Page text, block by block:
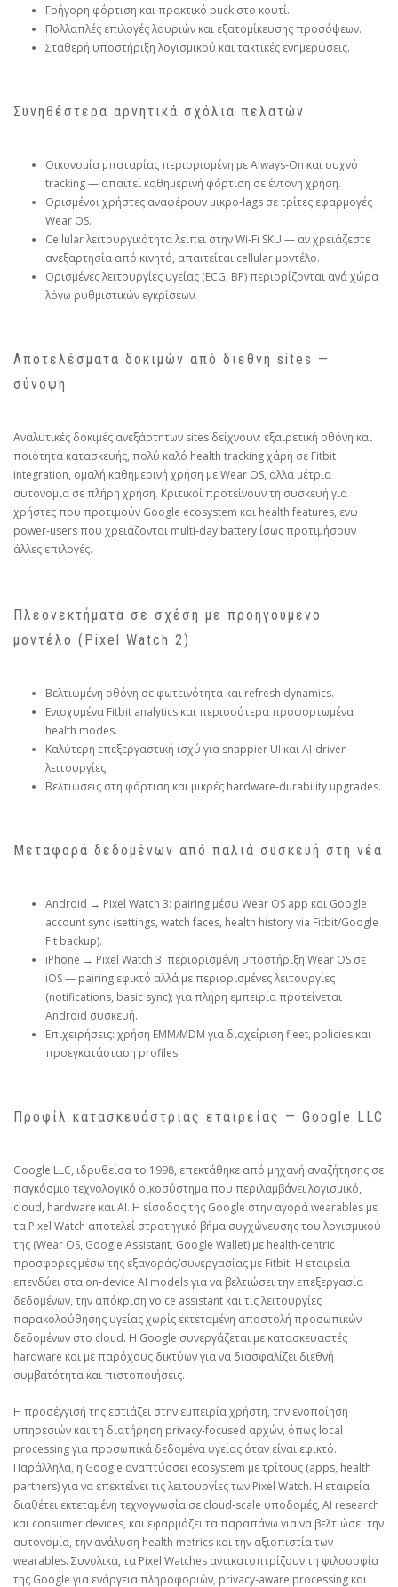
Γρήγορη φόρτιση και πρακτικό puck στο κουτί.
Πολλαπλές επιλογές λουριών και εξατομίκευσης προσόψεων.
Σταθερή υποστήριξη λογισμικού και τακτικές ενημερώσεις.
Συνηθέστερα αρνητικά σχόλια πελατών
Οικονομία μπαταρίας περιορισμένη με Always‑On και συχνό
tracking — απαιτεί καθημερινή φόρτιση σε έντονη χρήση.
Ορισμένοι χρήστες αναφέρουν μικρο‑lags σε τρίτες εφαρμογές
Wear OS.
Cellular λειτουργικότητα λείπει στην Wi‑Fi SKU — αν χρειάζεστε
ανεξαρτησία από κινητό, απαιτείται cellular μοντέλο.
Ορισμένες λειτουργίες υγείας (ECG, BP) περιορίζονται ανά χώρα
λόγω ρυθμιστικών εγκρίσεων.
Αποτελέσματα δοκιμών από διεθνή sites —
σύνοψη
Αναλυτικές δοκιμές ανεξάρτητων sites δείχνουν: εξαιρετική οθόνη και
ποιότητα κατασκευής, πολύ καλό health tracking χάρη σε Fitbit
integration, ομαλή καθημερινή χρήση με Wear OS, αλλά μέτρια
αυτονομία σε πλήρη χρήση. Κριτικοί προτείνουν τη συσκευή για
χρήστες που προτιμούν Google ecosystem και health features, ενώ
power‑users που χρειάζονται multi‑day battery ίσως προτιμήσουν
άλλες επιλογές.
Πλεονεκτήματα σε σχέση με προηγούμενο
μοντέλο (Pixel Watch 2)
Βελτιωμένη οθόνη σε φωτεινότητα και refresh dynamics.
Ενισχυμένα Fitbit analytics και περισσότερα προφορτωμένα
health modes.
Καλύτερη επεξεργαστική ισχύ για snappier UI και AI‑driven
λειτουργίες.
Βελτιώσεις στη φόρτιση και μικρές hardware‑durability upgrades.
Μεταφορά δεδομένων από παλιά συσκευή στη νέα
Android → Pixel Watch 3: pairing μέσω Wear OS app και Google
account sync (settings, watch faces, health history via Fitbit/Google
Fit backup).
iPhone → Pixel Watch 3: περιορισμένη υποστήριξη Wear OS σε
iOS — pairing εφικτό αλλά με περιορισμένες λειτουργίες
(notifications, basic sync); για πλήρη εμπειρία προτείνεται
Android συσκευή.
Επιχειρήσεις: χρήση EMM/MDM για διαχείριση fleet, policies και
προεγκατάσταση profiles.
Προφίλ κατασκευάστριας εταιρείας — Google LLC
Google LLC, ιδρυθείσα το 1998, επεκτάθηκε από μηχανή αναζήτησης σε
παγκόσμιο τεχνολογικό οικοσύστημα που περιλαμβάνει λογισμικό,
cloud, hardware και AI. Η είσοδος της Google στην αγορά wearables με
τα Pixel Watch αποτελεί στρατηγικό βήμα συγχώνευσης του λογισμικού
της (Wear OS, Google Assistant, Google Wallet) με health‑centric
προσφορές μέσω της εξαγοράς/συνεργασίας με Fitbit. Η εταιρεία
επενδύει στα on‑device AI models για να βελτιώσει την επεξεργασία
δεδομένων, την απόκριση voice assistant και τις λειτουργίες
παρακολούθησης υγείας χωρίς εκτεταμένη αποστολή προσωπικών
δεδομένων στο cloud. Η Google συνεργάζεται με κατασκευαστές
hardware και με παρόχους δικτύων για να διασφαλίζει διεθνή
συμβατότητα και πιστοποιήσεις.
Η προσέγγισή της εστιάζει στην εμπειρία χρήστη, την ενοποίηση
υπηρεσιών και τη διατήρηση privacy‑focused αρχών, όπως local
processing για προσωπικά δεδομένα υγείας όταν είναι εφικτό.
Παράλληλα, η Google αναπτύσσει ecosystem με τρίτους (apps, health
partners) για να επεκτείνει τις λειτουργίες των Pixel Watch. Η εταιρεία
διαθέτει εκτεταμένη τεχνογνωσία σε cloud‑scale υποδομές, AI research
και consumer devices, και εφαρμόζει τα παραπάνω για να βελτιώσει την
αυτονομία, την ανάλυση health metrics και την αξιοπιστία των
wearables. Συνολικά, τα Pixel Watches αντικατοπτρίζουν τη φιλοσοφία
της Google για ενάργεια πληροφοριών, privacy‑aware processing και